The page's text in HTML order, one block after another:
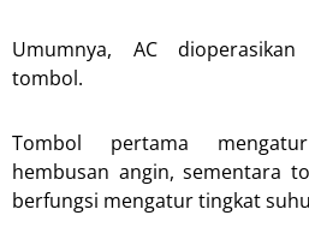
Umumnya, AC
tombol.
Tombol pertama
hembusan angin, sementara
berfungsi mengatur tingkat